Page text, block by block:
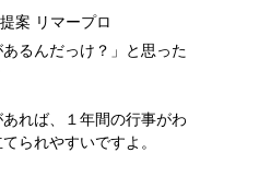
あるんだっけ？」と思った
れば、１年間の行事がわ
られやすいですよ。